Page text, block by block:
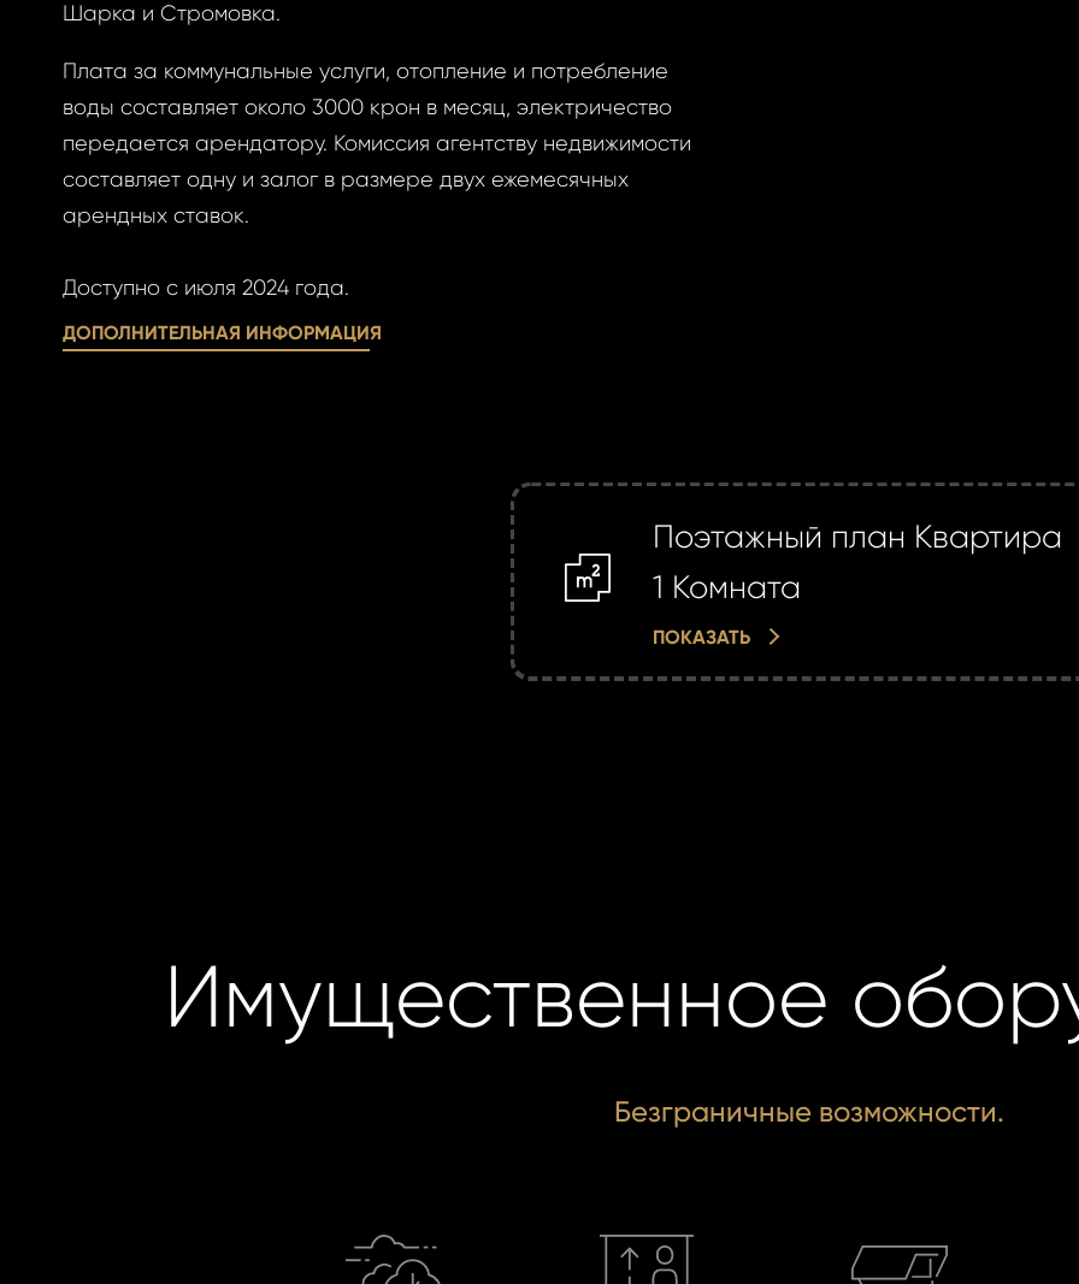
Шарка и Стромовка.
Плата за коммунальные услуги, отопление и потребление
воды составляет около 3000 крон в месяц, электричество
передается арендатору. Комиссия агентству недвижимости
составляет одну и залог в размере двух ежемесячных
арендных ставок.
Доступно с июля 2024 года.
ДОПОЛНИТЕЛЬНАЯ ИНФОРМАЦИЯ
Поэтажный план Квартира
1 Комната
ПОКАЗАТЬ
Имущественное
Безграничные возможности.
ПОЧТЕ
ссылку на
где вы можете
пароль.